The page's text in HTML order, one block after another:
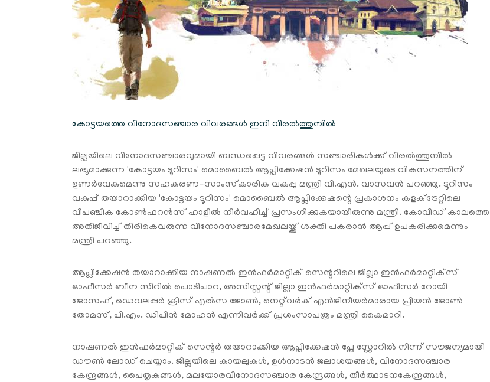
കോട്ടയത്തെ വിനോദസഞ്ചാര വിവരങ്ങൾ ഇനി വിരൽത്തുമ്പിൽ
ജില്ലയിലെ വിനോദസഞ്ചാരവുമായി ബന്ധപ്പെട്ട വിവരങ്ങൾ സഞ്ചാരികൾക്ക് വിരൽത്തുമ്പിൽ
ലഭ്യമാക്കുന്ന 'കോട്ടയം ടൂറിസം' മൊബൈൽ ആപ്ലിക്കേഷൻ ടൂറിസം മേഖലയുടെ വികസനത്തിന്
ഉണർവേകുമെന്നു സഹകരണ-സാംസ്‌കാരിക വകുപ്പു മന്ത്രി വി.എൻ. വാസവൻ പറഞ്ഞു. ടൂറിസം
വകുപ്പ് തയാറാക്കിയ 'കോട്ടയം ടൂറിസം' മൊബൈൽ ആപ്ലിക്കേഷന്റെ പ്രകാശനം കളക്‌ട്രേറ്റിലെ
വിപഞ്ചിക കോൺഫറൻസ് ഹാളിൽ നിർവഹിച്ച് പ്രസംഗിക്കുകയായിരുന്നു മന്ത്രി. കോവിഡ് കാലത്തെ
അതിജീവിച്ച് തിരികെവരുന്ന വിനോദസഞ്ചാരമേഖലയ്ക്ക് ശക്തി പകരാൻ ആപ്പ് ഉപകരിക്കുമെന്നും
മന്ത്രി പറഞ്ഞു.
ആപ്ലിക്കേഷൻ തയാറാക്കിയ നാഷണൽ ഇൻഫർമാറ്റിക് സെന്ററിലെ ജില്ലാ ഇൻഫർമാറ്റിക്‌സ്
ഓഫീസർ ബീന സിറിൽ പൊടിപാറ, അസിസ്റ്റന്റ് ജില്ലാ ഇൻഫർമാറ്റിക്‌സ് ഓഫീസർ റോയി
ജോസഫ്, ഡെവലപ്പർ ക്രിസ് എൽസ ജോൺ, നെറ്റ്‌വർക് എൻജിനീയർമാരായ പ്രിയൻ ജോൺ
തോമസ്, പി.എം. ഡിപിൻ മോഹൻ എന്നിവർക്ക് പ്രശംസാപത്രം മന്ത്രി കൈമാറി.
നാഷണൽ ഇൻഫർമാറ്റിക് സെന്റർ തയാറാക്കിയ ആപ്ലിക്കേഷൻ പ്ലേ സ്റ്റോറിൽ നിന്ന് സൗജന്യമായി
ഡൗൺ ലോഡ് ചെയ്യാം. ജില്ലയിലെ കായലുകൾ, ഉൾനാടൻ ജലാശയങ്ങൾ, വിനോദസഞ്ചാര
കേന്ദ്രങ്ങൾ, പൈതൃകങ്ങൾ, മലയോരവിനോദസഞ്ചാര കേന്ദ്രങ്ങൾ, തീർത്ഥാടനകേന്ദ്രങ്ങൾ,